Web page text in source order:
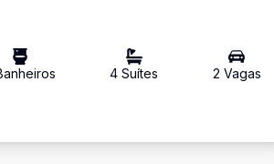
s 4 Suítes 2 Vagas